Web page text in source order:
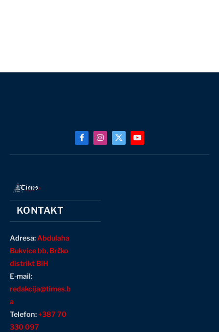
FacebookInstagram
X
YouTube
KONTAKT
Adresa:Abdulaha
Bukvice bb, Brčko
distrikt BiH
E-mail:
redakcija@times.b
a
Telefon:+387 70
330 097